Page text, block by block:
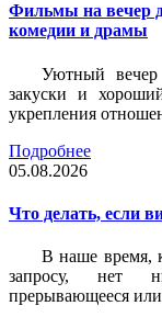
Фильмы на вечер
комедии и драмы
Уютный
закуски и
укрепления
Подробнее
05.08.2026
Что делать, если
В наше время,
запросу, нет
прерывающееся